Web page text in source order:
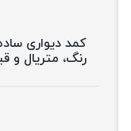
کمد دیواری
رنگ، متریال و